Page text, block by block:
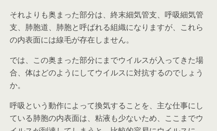
それよりも奥まった部分は、終末細気管支、呼吸細気管
支、肺胞道、肺胞と呼ばれる組織になりますが、これら
の内表面には線毛が存在しません。
では、この奥まった部分にまでウイルスが入ってきた場
合、体はどのようにしてウイルスに対抗するのでしょう
か。
呼吸という動作によって換気することを、主な仕事にし
ている肺胞の内表面は、粘液も少ないため、ここまでウ